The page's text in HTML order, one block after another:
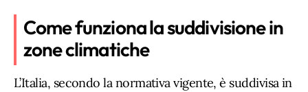
Come funziona la suddivisione in
zone climatiche
L’Italia, secondo la normativa vigente, è suddivisa in